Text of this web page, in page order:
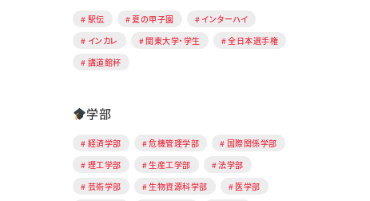
駅伝 夏の甲子園
インターハイ
インカレ
関東大学・学生
全日本選手権
講道館杯
学部
経済学部 危機管理学部
国際関係学部
理工学部
生産工学部
法学部
芸術学部
生物資源科学部
医学部